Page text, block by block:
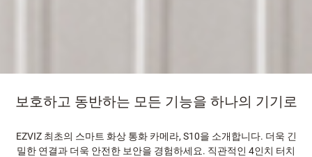
보호하고 동반하는 모든 기능을 하나의 기기로
EZVIZ 최초의 스마트 화상 통화 카메라, S10을 소개합니다. 더욱 긴
밀한 연결과 더욱 안전한 보안을 경험하세요. 직관적인 4인치 터치